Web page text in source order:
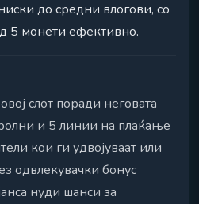
до средни влогови, со
5 монети ефективно.
слот поради неговата
и 5 линии на плаќање
кои ги удвојуваат или
одвлекувачки бонус
нуди шанси за